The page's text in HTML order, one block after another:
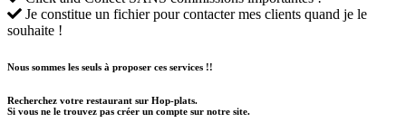
Je constitue un fichier pour contacter mes clients quand je le
souhaite !
Nous sommes les seuls à proposer ces services !!
Recherchez votre restaurant sur Hop-plats.
Si vous ne le trouvez pas créer un compte sur notre site.